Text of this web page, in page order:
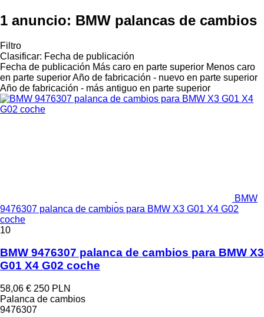
1 anuncio: BMW palancas de cambios
Filtro
Clasificar: Fecha de publicación
Fecha de publicación Más caro en parte superior Menos caro
en parte superiorAño de fabricación - nuevo en parte superior
Año de fabricación - más antiguo en parte superior
BMW
9476307 palanca de cambios para BMW X3 G01 X4 G02
coche
10
BMW 9476307 palanca de cambios para BMW X3
G01 X4 G02 coche
58,06 € 250 PLN
Palanca de cambios
9476307